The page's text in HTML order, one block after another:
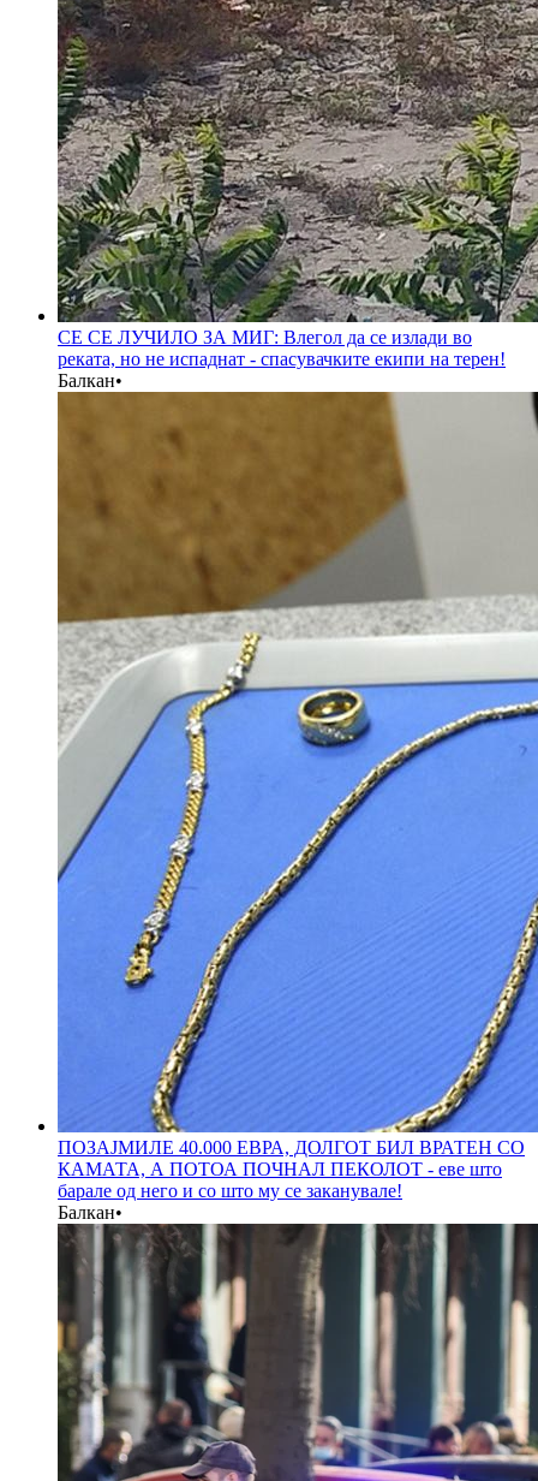
СЕ СЕ ЛУЧИЛО ЗА МИГ: Влегол да се излади во
реката, но не испаднат - спасувачките екипи на терен!
Балкан•
ПОЗАЈМИЛЕ 40.000 ЕВРА, ДОЛГОТ БИЛ ВРАТЕН СО
КАМАТА, А ПОТОА ПОЧНАЛ ПЕКОЛОТ - еве што
барале од него и со што му се заканувале!
Балкан•